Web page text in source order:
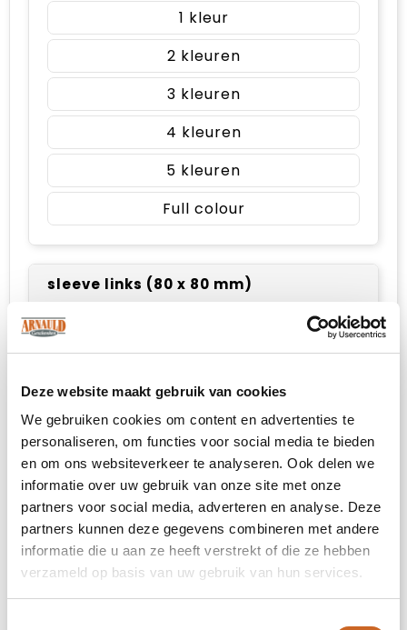
Deze website maakt gebruik van cookies
We gebruiken cookies om content en advertenties te
personaliseren, om functies voor social media te bieden
en om ons websiteverkeer te analyseren. Ook delen we
informatie over uw gebruik van onze site met onze
partners voor social media, adverteren en analyse. Deze
partners kunnen deze gegevens combineren met andere
informatie die u aan ze heeft verstrekt of die ze hebben
verzameld op basis van uw gebruik van hun services.
1
2
3
4
5
Full colour
sleeve links (80 x 80 mm)
sleeve rechts (80 x 80 mm)
Onbewerkt
Borduren